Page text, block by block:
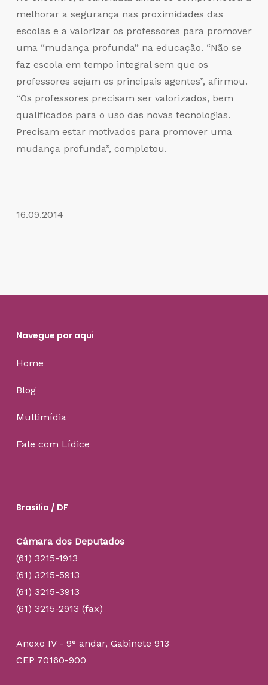
melhorar a segurança nas proximidades das
escolas e a valorizar os professores para promover
uma “mudança profunda” na educação. “Não se
faz escola em tempo integral sem que os
professores sejam os principais agentes”, afirmou.
“Os professores precisam ser valorizados, bem
qualificados para o uso das novas tecnologias.
Precisam estar motivados para promover uma
mudança profunda”, completou.
16.09.2014
Navegue por aqui
Home
Blog
Multimídia
Fale com Lídice
Brasília / DF
Câmara dos Deputados
(61) 3215-1913
(61) 3215-5913
(61) 3215-3913
(61) 3215-2913 (fax)
Anexo IV - 9° andar, Gabinete 913
CEP 70160-900